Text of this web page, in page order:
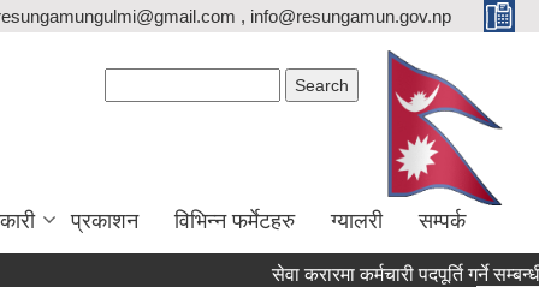
, info@resungamun.gov.np
प्रकाशन विभिन्न फर्मेटहरु ग्यालरी सम्पर्क
सेवा करारमा कर्मचारी पदपूर्ति गर्ने सम्बन्धी